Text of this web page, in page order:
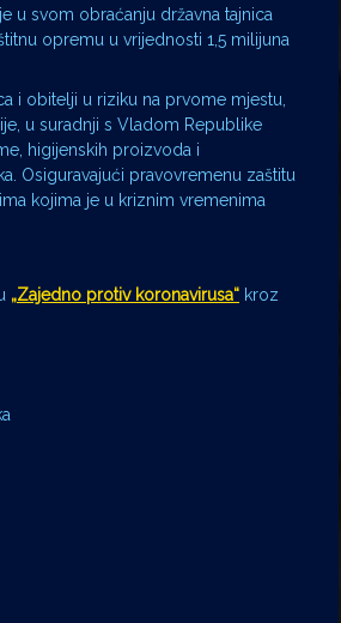
u svom obraćanju državna tajnica
opremu u vrijednosti 1,5 milijuna
i obitelji u riziku na prvome mjestu,
u suradnji s Vladom Republike
higijenskih proizvoda i
Osiguravajući pravovremenu zaštitu
kojima je u kriznim vremenima
„Zajedno protiv koronavirusa“ kroz